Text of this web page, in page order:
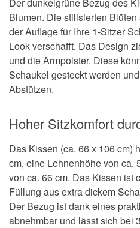
Blumen. Die stilisierten
der Auflage für Ihre 1-Sitzer
Look verschafft. Das Design
und die Armpolster. Diese
Schaukel gesteckt werden
Abstützen.
Hoher Sitzkomfort
Das Kissen (ca. 66 x 106 cm)
cm, eine Lehnenhöhe von ca.
von ca. 66 cm. Das Kissen ist
Füllung aus extra dickem
Der Bezug ist dank eines
abnehmbar und lässt sich bei